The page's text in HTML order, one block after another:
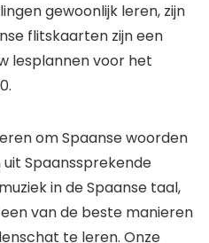
gewoonlijk leren, zijn
flitskaarten zijn een
lesplannen voor het
om Spaanse woorden
Spaanssprekende
in de Spaanse taal,
van de beste manieren
te leren. Onze